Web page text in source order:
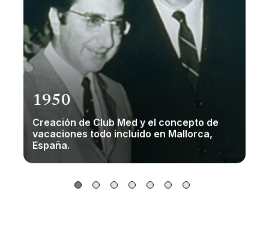
1950
Creación de Club Med y el concepto de
vacaciones todo incluido en Mallorca,
España.